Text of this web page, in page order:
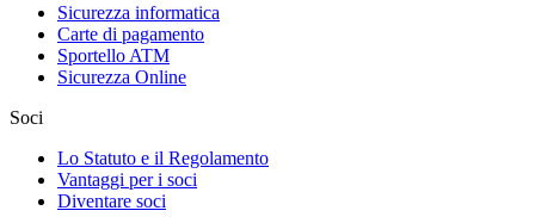
Sicurezza informatica
Carte di pagamento
Sportello ATM
Sicurezza Online
Soci
Lo Statuto e il Regolamento
Vantaggi per i soci
Diventare soci